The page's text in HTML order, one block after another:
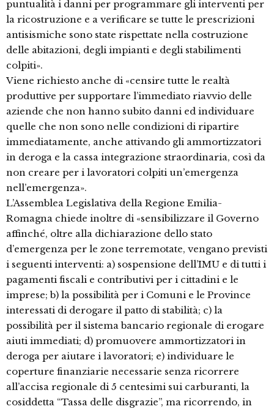
puntualità i danni per programmare gli interventi per
la ricostruzione e a verificare se tutte le prescrizioni
antisismiche sono state rispettate nella costruzione
delle abitazioni, degli impianti e degli stabilimenti
colpiti».
Viene richiesto anche di «censire tutte le realtà
produttive per supportare l’immediato riavvio delle
aziende che non hanno subito danni ed individuare
quelle che non sono nelle condizioni di ripartire
immediatamente, anche attivando gli ammortizzatori
in deroga e la cassa integrazione straordinaria, così da
non creare per i lavoratori colpiti un’emergenza
nell’emergenza».
L’Assemblea Legislativa della Regione Emilia-
Romagna chiede inoltre di «sensibilizzare il Governo
affinché, oltre alla dichiarazione dello stato
d’emergenza per le zone terremotate, vengano previsti
i seguenti interventi: a) sospensione dell’IMU e di tutti i
pagamenti fiscali e contributivi per i cittadini e le
imprese; b) la possibilità per i Comuni e le Province
interessati di derogare il patto di stabilità; c) la
possibilità per il sistema bancario regionale di erogare
aiuti immediati; d) promuovere ammortizzatori in
deroga per aiutare i lavoratori; e) individuare le
coperture finanziarie necessarie senza ricorrere
all’accisa regionale di 5 centesimi sui carburanti, la
cosiddetta “Tassa delle disgrazie”, ma ricorrendo, in